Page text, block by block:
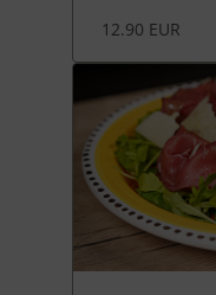
12.90 EUR